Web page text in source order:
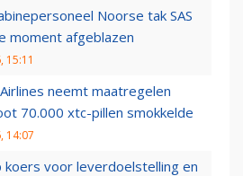
Noorse tak SAS
moment afgeblazen
15:11
neemt maatregelen
70.000 xtc-pillen smokkelde
14:07
koers voor leverdoelstelling en